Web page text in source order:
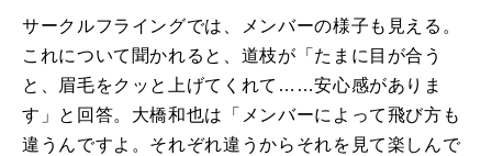
サークルフライングでは、メンバーの様子も見える。
これについて聞かれると、道枝が「たまに目が合う
と、眉毛をクッと上げてくれて……安心感がありま
す」と回答。大橋和也は「メンバーによって飛び方も
違うんですよ。それぞれ違うからそれを見て楽しんで